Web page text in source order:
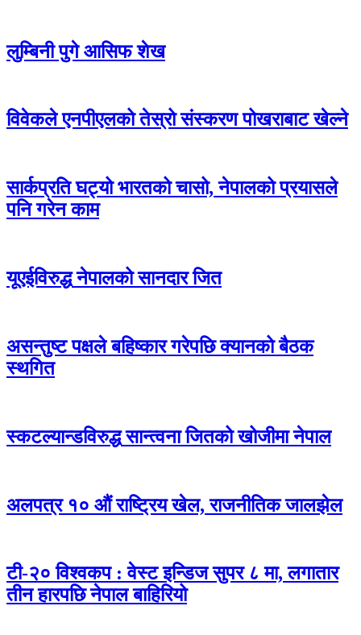
लुम्बिनी पुगे आसिफ शेख
विवेकले एनपीएलको तेस्रो संस्करण पोखराबाट खेल्ने
सार्कप्रति घट्यो भारतको चासो, नेपालको प्रयासले
पनि गरेन काम
यूएईविरुद्ध नेपालको सानदार जित
असन्तुष्ट पक्षले बहिष्कार गरेपछि क्यानको बैठक
स्थगित
स्कटल्यान्डविरुद्ध सान्त्वना जितको खोजीमा नेपाल
अलपत्र १० औं राष्ट्रिय खेल, राजनीतिक जालझेल
टी-२० विश्वकप : वेस्ट इन्डिज सुपर ८ मा, लगातार
तीन हारपछि नेपाल बाहिरियो